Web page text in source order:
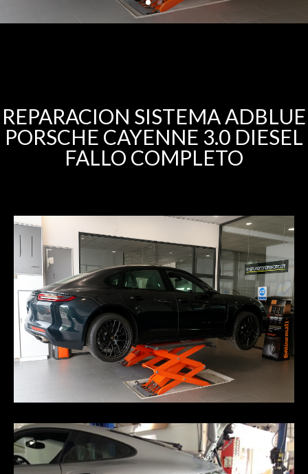
REPARACION SISTEMA ADBLUE
PORSCHE CAYENNE 3.0 DIESEL
FALLO COMPLETO